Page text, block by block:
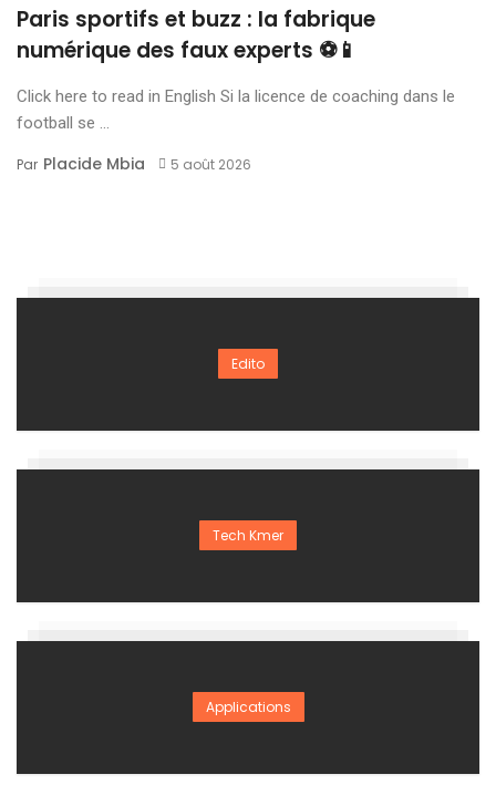
Paris sportifs et buzz : la fabrique
numérique des faux experts ⚽📱
Click here to read in English Si la licence de coaching dans le
football se ...
Par Placide Mbia 5 août 2026
Edito
Tech Kmer
Applications